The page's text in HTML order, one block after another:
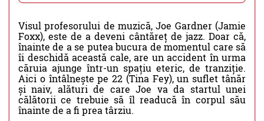
Visul profesorului de muzică, Joe Gardner (Jamie
Foxx), este de a deveni cântăreț de jazz. Doar că,
înainte de a se putea bucura de momentul care să
îi deschidă această cale, are un accident în urma
căruia ajunge într-un spațiu eteric, de tranziție.
Aici o întâlnește pe 22 (Tina Fey), un suflet tânăr
și naiv, alături de care Joe va da startul unei
călătorii ce trebuie să îl readucă în corpul său
înainte de a fi prea târziu.